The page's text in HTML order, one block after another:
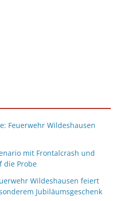
Feuerwehr Wildeshausen
mit Frontalcrash und
die Probe
Wildeshausen feiert
Jubiläumsgeschenk